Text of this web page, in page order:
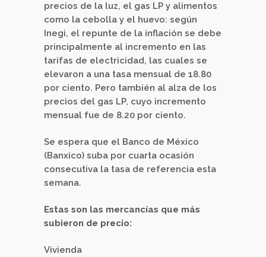
precios de la luz, el gas LP y alimentos
como la cebolla y el huevo: según
Inegi, el repunte de la inflación se debe
principalmente al incremento en las
tarifas de electricidad, las cuales se
elevaron a una tasa mensual de 18.80
por ciento. Pero también al alza de los
precios del gas LP, cuyo incremento
mensual fue de 8.20 por ciento.
Se espera que el Banco de México
(Banxico) suba por cuarta ocasión
consecutiva la tasa de referencia esta
semana.
Estas son las mercancías que más
subieron de precio:
Vivienda